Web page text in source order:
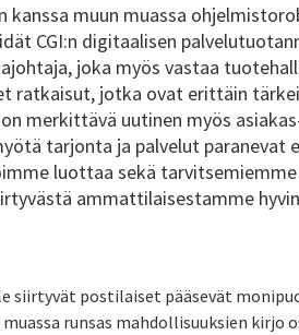
kanssa muun muassa
CGI:n digitaalisen
joka myös vastaa
ratkaisut, jotka ovat erittäin
merkittävä uutinen myös
tarjonta ja palvelut paranevat
luottaa sekä
ammattilaisestamme
siirtyvät postilaiset pääsevät
runsas mahdollisuuksien kirjo